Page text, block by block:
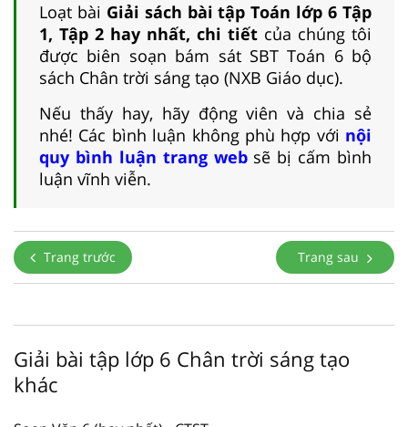
Loạt bài Giải sách bài tập Toán lớp 6 Tập
1, Tập 2 hay nhất, chi tiết của chúng tôi
được biên soạn bám sát SBT Toán 6 bộ
sách Chân trời sáng tạo (NXB Giáo dục).
Nếu thấy hay, hãy động viên và chia sẻ
nhé! Các bình luận không phù hợp với nội
quy bình luận trang websẽ bị cấm bình
luận vĩnh viễn.
Trang trước Trang sau
Giải bài tập lớp 6 Chân trời sáng tạo
khác